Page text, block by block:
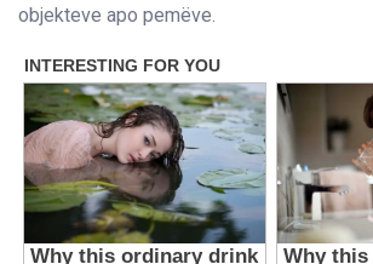
objekteve apo pemëve.